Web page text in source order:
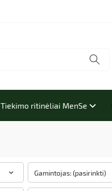
Tiekimo ritinėliai MenSe
Gamintojas: (pasirinkti)